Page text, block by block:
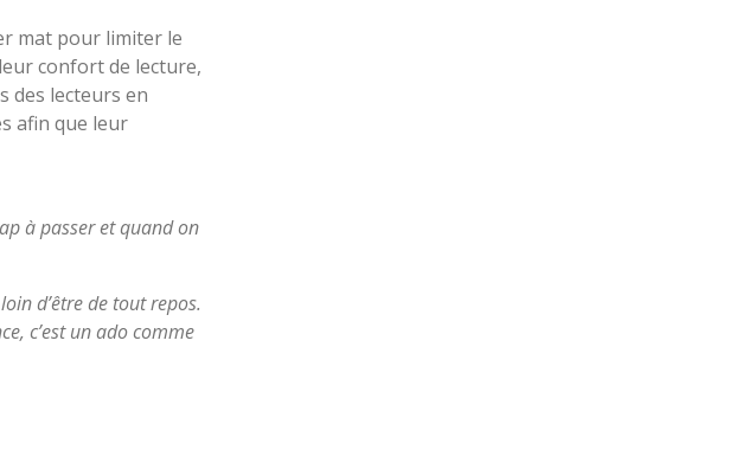
mat pour limiter le
confort de lecture,
des lecteurs en
afin que leur
à passer et quand on
d’être de tout repos.
c’est un ado comme